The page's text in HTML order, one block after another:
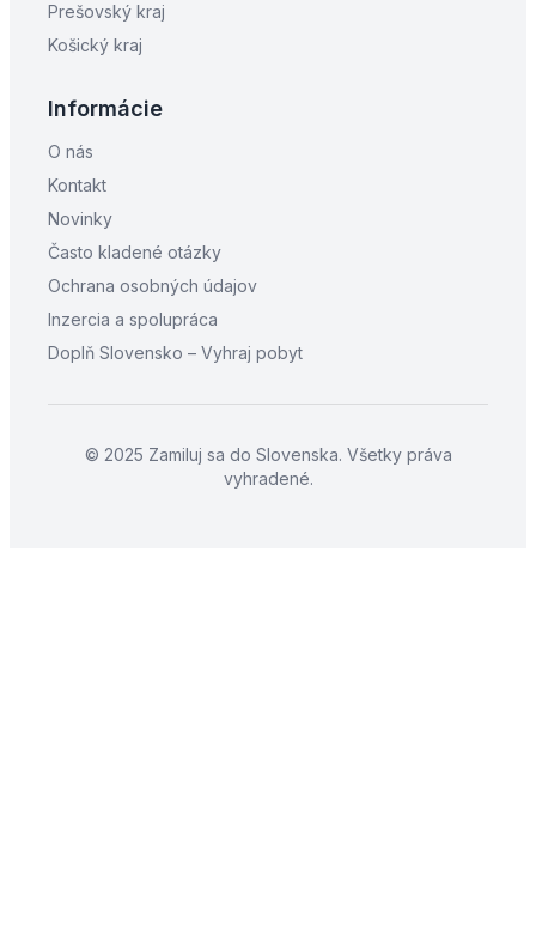
Prešovský kraj
Košický kraj
Informácie
O nás
Kontakt
Novinky
Často kladené otázky
Ochrana osobných údajov
Inzercia a spolupráca
Doplň Slovensko – Vyhraj pobyt
© 2025 Zamiluj sa do Slovenska. Všetky práva
vyhradené.